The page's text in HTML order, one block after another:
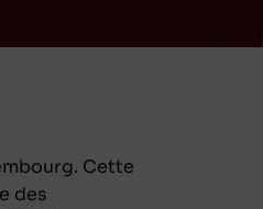
Cette
des